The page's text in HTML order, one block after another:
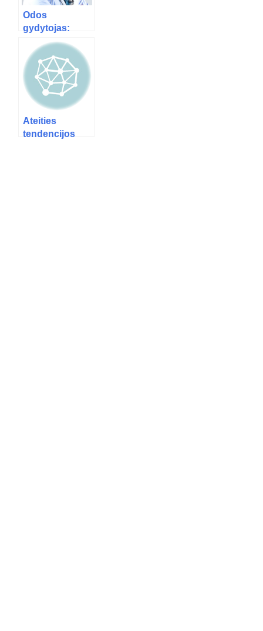
Odos
gydytojas:
kada kreiptis ir
kaip pasirinkti
geriausią?
Ateities
tendencijos